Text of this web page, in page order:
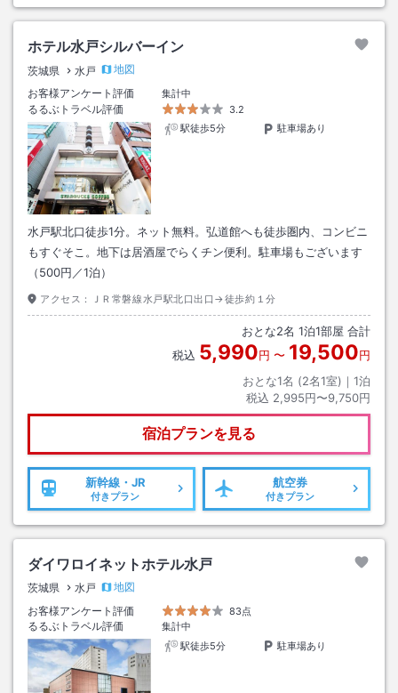
ホテル水戸シルバーイン
茨城県 水戸
地図
お客様アンケート評価
集計中
るるぶトラベル評価
3.2
駅徒歩5分
駐車場あり
水戸駅北口徒歩1分。ネット無料。弘道館へも徒歩圏内、コンビニ
もすぐそこ。地下は居酒屋でらくチン便利。駐車場もございます
（500円／1泊）
アクセス： ＪＲ常磐線水戸駅北口出口→徒歩約１分
おとな2名 1泊1部屋 合計
税込 5,990円 〜 19,500円
おとな1名 (2名1室)｜ 1泊
税込 2,995円〜9,750円
宿泊プランを見る
新幹線・JR
付きプラン
航空券
付きプラン
ダイワロイネットホテル水戸
茨城県 水戸
地図
お客様アンケート評価
83点
るるぶトラベル評価
集計中
駅徒歩5分
駐車場あり